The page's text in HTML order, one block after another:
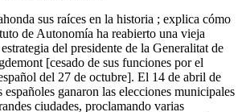
sus raíces en la historia ; explica cómo
de Autonomía ha reabierto una vieja
del presidente de la Generalitat de
[cesado de sus funciones por el
del 27 de octubre]. El 14 de abril de
ganaron las elecciones municipales
ciudades, proclamando varias